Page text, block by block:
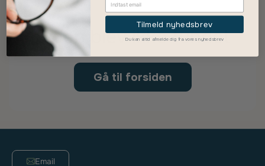
Siden blev ikke fundet
Gå til forsiden
Email
Tilmeld nyhedsbrev
Du kan altid afmelde dig fra vores nyhedsbrev